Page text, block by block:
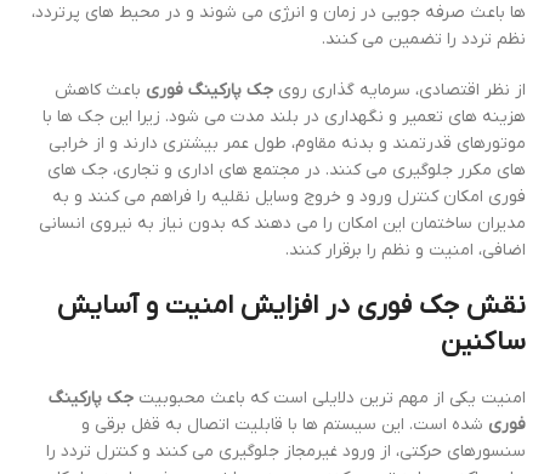
ها باعث صرفه جویی در زمان و انرژی می شوند و در محیط های پرتردد،
نظم تردد را تضمین می کنند.
از نظر اقتصادی، سرمایه گذاری روی جک پارکینگ فوری باعث کاهش
هزینه های تعمیر و نگهداری در بلند مدت می شود. زیرا این جک ها با
موتورهای قدرتمند و بدنه مقاوم، طول عمر بیشتری دارند و از خرابی
های مکرر جلوگیری می کنند. در مجتمع های اداری و تجاری، جک های
فوری امکان کنترل ورود و خروج وسایل نقلیه را فراهم می کنند و به
مدیران ساختمان این امکان را می دهند که بدون نیاز به نیروی انسانی
اضافی، امنیت و نظم را برقرار کنند.
نقش جک فوری در افزایش امنیت و آسایش
ساکنین
امنیت یکی از مهم ترین دلایلی است که باعث محبوبیت جک پارکینگ
فوری شده است. این سیستم ها با قابلیت اتصال به قفل برقی و
سنسورهای حرکتی، از ورود غیرمجاز جلوگیری می کنند و کنترل تردد را